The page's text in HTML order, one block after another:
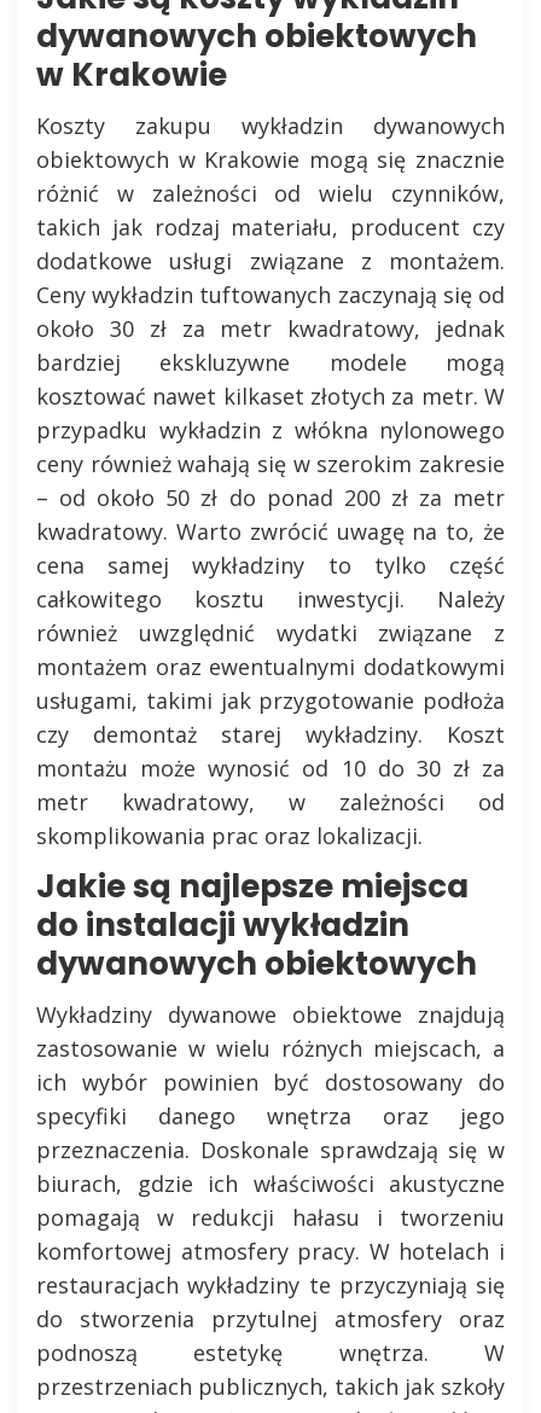
dywanowych obiektowych
w Krakowie
Koszty zakupu wykładzin dywanowych
obiektowych w Krakowie mogą się znacznie
różnić w zależności od wielu czynników,
takich jak rodzaj materiału, producent czy
dodatkowe usługi związane z montażem.
Ceny wykładzin tuftowanych zaczynają się od
około 30 zł za metr kwadratowy, jednak
bardziej ekskluzywne modele mogą
kosztować nawet kilkaset złotych za metr. W
przypadku wykładzin z włókna nylonowego
ceny również wahają się w szerokim zakresie
– od około 50 zł do ponad 200 zł za metr
kwadratowy. Warto zwrócić uwagę na to, że
cena samej wykładziny to tylko część
całkowitego kosztu inwestycji. Należy
również uwzględnić wydatki związane z
montażem oraz ewentualnymi dodatkowymi
usługami, takimi jak przygotowanie podłoża
czy demontaż starej wykładziny. Koszt
montażu może wynosić od 10 do 30 zł za
metr kwadratowy, w zależności od
skomplikowania prac oraz lokalizacji.
Jakie są najlepsze miejsca
do instalacji wykładzin
dywanowych obiektowych
Wykładziny dywanowe obiektowe znajdują
zastosowanie w wielu różnych miejscach, a
ich wybór powinien być dostosowany do
specyfiki danego wnętrza oraz jego
przeznaczenia. Doskonale sprawdzają się w
biurach, gdzie ich właściwości akustyczne
pomagają w redukcji hałasu i tworzeniu
komfortowej atmosfery pracy. W hotelach i
restauracjach wykładziny te przyczyniają się
do stworzenia przytulnej atmosfery oraz
podnoszą estetykę wnętrza. W
przestrzeniach publicznych, takich jak szkoły